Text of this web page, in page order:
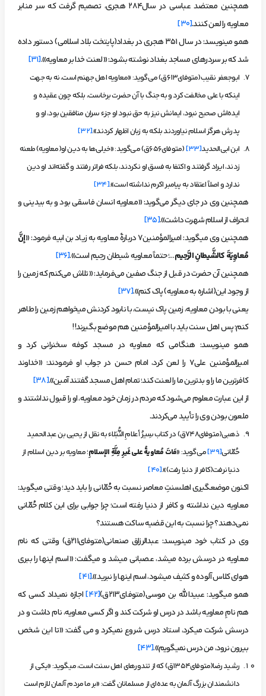
همچنین معتضد عباسی در سال284 هجری، تصمیم گرفت که سر منابر
معاویه را لعن کنند.[30]
همو می­نویسد: در سال 351 هجری در بغداد(پایتخت بلاد اسلامی) دستور داده
شد که بر سردرهای مساجد بغداد نوشته بشود: «لعنت خدا بر معاویه».[31]
ابوجعفر نقیب(متوفای613ق) می‌گوید: «معاویه اهل جهنم است، نه به جهت
اینکه با علی مخالفت کرد و به جنگ با آن حضرت برخاست، بلکه چون عقیده و
ایده‌اش صحیح نبود، ایمانش نیز به حق نبود او جزء سران منافقین بود، او و
پدرش هرگز اسلام نیاوردند بلکه به زبان اظهار کردند».[32]
ابن ابی‌الحدید[33]
(متوفای656ق) می‌گوید: «خیلی‌ها به دین او(معاویه) طعنه
زدند، ایراد گرفتند و اکتفا به فسق او نکردند، بلکه فراتر رفتند و گفته‌اند او دین
ندارد و اصلاً اعتقاد به پیامبر اکرم نداشته است».[34]
همچنین وی در جای دیگر می‌گوید: «معاویه انسان فاسقی بود و به بی­دینی و
انحراف از اسلام شهرت داشت».[35]
همچنین وی می­گوید: امیرالمؤمنین7 دربارۀ معاویه به زیاد بن ابیه فرمود: «
إنَّ
مُعاوِيَةَ كالشَّيطانِ الرَّجيم…؛ حتماً معاویه شیطان رجیم است».[36]
همچنین آن حضرت در قبل از جنگ صفین می‌فرماید: «تلاش می‌کنم که زمین را
از وجود این(اشاره به معاویه) پاک کنم».[37]
یعنی با بودن معاویه، زمین پاک نیست، با نابود کردنش می­خواهم زمین را طاهر
کنم؛ پس اهل سنت باید با امیرالمؤمنین هم موضع بگیرند!!
همو می­نویسد: هنگامی که معاویه در مسجد کوفه سخنرانی کرد و
امیرالمؤمنین علی7 را لعن کرد، امام حسن در جواب او فرمودند: «خداوند
کافرترین ما را و بدترین ما را لعنت کند؛ تمام اهل مسجد گفتند آمین».[38]
از این عبارت معلوم می‌شود که مردم در زمان خود معاویه، او را قبول نداشتند و
ملعون بودن وی را تأیید می‌کردند.
ذهبی(متوفای748ق) در کتاب سِیرُ أعلامِ النُّبَلاءبه نقل از یحیی بن عبدالحمید
حُمّانی[39] می‌گوید: «مَاتَ مُعاویةُ علی غَیرِ مِلَّةِ الإسلامِ؛ معاویه بر دین اسلام از
دنیا نرفت(کافر از دنیا رفت)».[40]
اکنون موضع­گیری اهل­سنتِ معاصر نسبت به حُمّانی را باید دید؛ وقتی می­گوید:
معاویه دین نداشته و کافر از دنیا رفته است؛ چرا جوابی برای این کلام حُمّانی
نمی‌دهند؟ چرا نسبت به این قضیه ساکت هستند؟
وی در کتاب خود می­نویسد: عبدالرزاق صنعانی(متوفای211ق) وقتی که نام
معاویه در درسش برده می­شد، عصبانی می­شد و می­گفت: «اسم اینها را ببری
هوای کلاس آلوده و کثیف می­شود، اسم اینها را نبرید».[41]
همو می­گوید: عبیدالله بن موسی(متوفای213ق)
[42]
اجازه نمی­داد کسی که
هم‌ نامِ معاویه باشد در درس او شرکت کند و اگر کسی معاویه، نام داشت و در
درسش شرکت می­کرد، استاد درس شروع نمی­کرد و می گفت: «تا این شخص
بیرون نرود، من درس نمی­گویم».[43]
رشید رضا(متوفای1354ق) که از تندورهای اهل سنت است، می­گوید: «یکی از
دانشمندان بزرگ آلمان به عده‌ای از مسلمانان گفت: «بر ما مردم آلمان لازم است